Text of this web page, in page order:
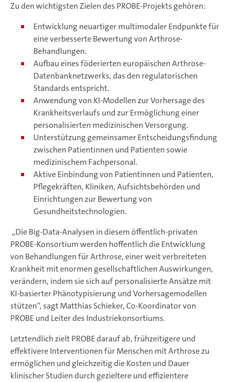
Zu den wichtigsten Zielen des PROBE-Projekts gehören:
Entwicklung neuartiger multimodaler Endpunkte für
eine verbesserte Bewertung von Arthrose-
Behandlungen.
Aufbau eines föderierten europäischen Arthrose-
Datenbanknetzwerks, das den regulatorischen
Standards entspricht.
Anwendung von KI-Modellen zur Vorhersage des
Krankheitsverlaufs und zur Ermöglichung einer
personalisierten medizinischen Versorgung.
Unterstützung gemeinsamer Entscheidungsfindung
zwischen Patientinnen und Patienten sowie
medizinischem Fachpersonal.
Aktive Einbindung von Patientinnen und Patienten,
Pflegekräften, Kliniken, Aufsichtsbehörden und
Einrichtungen zur Bewertung von
Gesundheitstechnologien.
„Die Big-Data-Analysen in diesem öffentlich-privaten
PROBE-Konsortium werden hoffentlich die Entwicklung
von Behandlungen für Arthrose, einer weit verbreiteten
Krankheit mit enormen gesellschaftlichen Auswirkungen,
verändern, indem sie sich auf personalisierte Ansätze mit
KI-basierter Phänotypisierung und Vorhersagemodellen
stützen“, sagt Matthias Schieker, Co-Koordinator von
PROBE und Leiter des Industriekonsortiums.
Letztendlich zielt PROBE darauf ab, frühzeitigere und
effektivere Interventionen für Menschen mit Arthrose zu
ermöglichen und gleichzeitig die Kosten und Dauer
klinischer Studien durch gezieltere und effizientere